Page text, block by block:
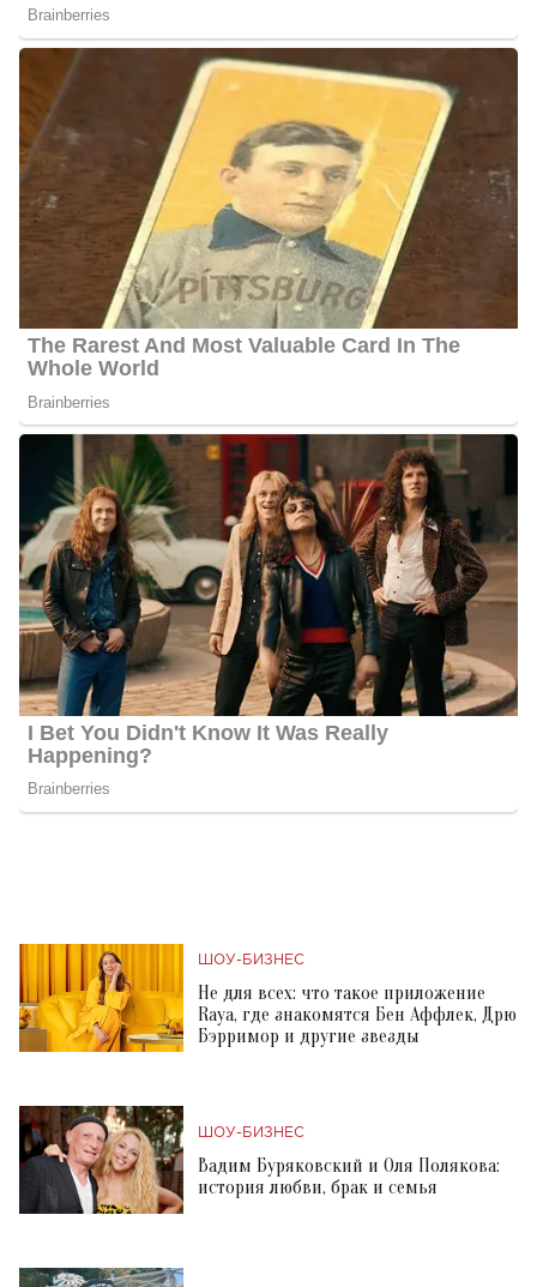
ШОУ-БИЗНЕС
Не для всех: что такое приложение
Raya, где знакомятся Бен Аффлек, Дрю
Бэрримор и другие звезды
ШОУ-БИЗНЕС
Вадим Буряковский и Оля Полякова:
история любви, брак и семья